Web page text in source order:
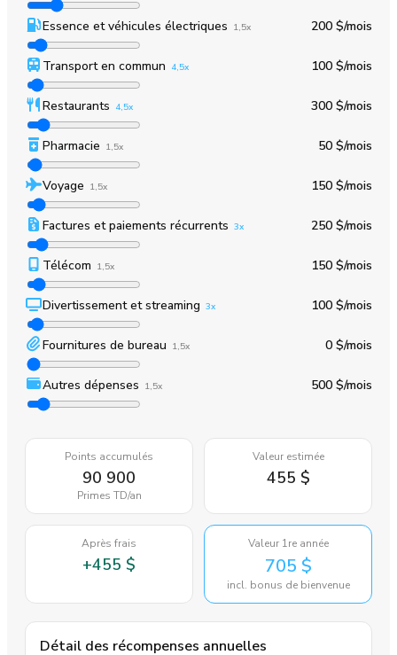
Essence et véhicules électriques 1,5x 200 $/mois
Transport en commun 4,5x 100 $/mois
Restaurants 4,5x 300 $/mois
Pharmacie 1,5x 50 $/mois
Voyage 1,5x 150 $/mois
Factures et paiements récurrents 3x 250 $/mois
Télécom 1,5x 150 $/mois
Divertissement et streaming 3x 100 $/mois
Fournitures de bureau 1,5x 0 $/mois
Autres dépenses 1,5x 500 $/mois
Points accumulés
90 900
Primes TD/an
Valeur estimée
455 $
Après frais
+455 $
Valeur 1re année
705 $
incl. bonus de bienvenue
Détail des récompenses annuelles